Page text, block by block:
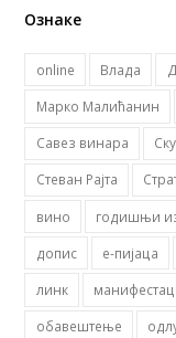
Ознаке
online Влада
Марко Малићанин
Савез винара
Стеван Рајта
вино
годишњи
допис
е-пијаца
линк
обавештење